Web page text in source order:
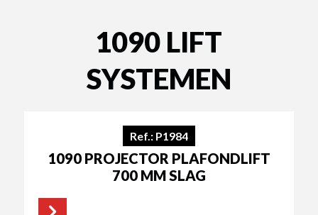
1090 LIFT
SYSTEMEN
Ref.: P1984
1090 PROJECTOR PLAFONDLIFT
700 MM SLAG